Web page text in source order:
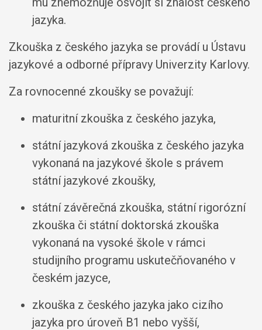
jazyka.
Zkouška z českého jazyka se provádí u Ústavu
jazykové a odborné přípravy Univerzity Karlovy.
Za rovnocenné zkoušky se považují:
maturitní zkouška z českého jazyka,
státní jazyková zkouška z českého jazyka
vykonaná na jazykové škole s právem
státní jazykové zkoušky,
státní závěrečná zkouška, státní rigorózní
zkouška či státní doktorská zkouška
vykonaná na vysoké škole v rámci
studijního programu uskutečňovaného v
českém jazyce,
zkouška z českého jazyka jako cizího
jazyka pro úroveň B1 nebo vyšší,